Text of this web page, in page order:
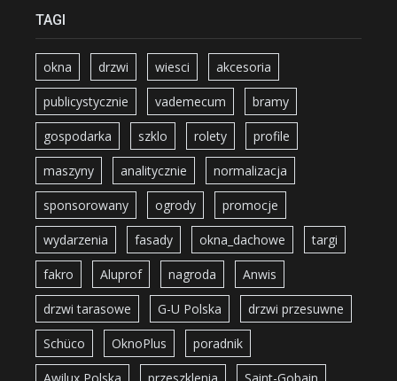
TAGI
okna drzwi wiesci akcesoria
publicystycznie vademecum bramy
gospodarka szklo rolety profile
maszyny analitycznie normalizacja
sponsorowany ogrody promocje
wydarzenia fasady okna_dachowe targi
fakro Aluprof nagroda Anwis
drzwi tarasowe G-U Polska drzwi przesuwne
Schüco OknoPlus poradnik